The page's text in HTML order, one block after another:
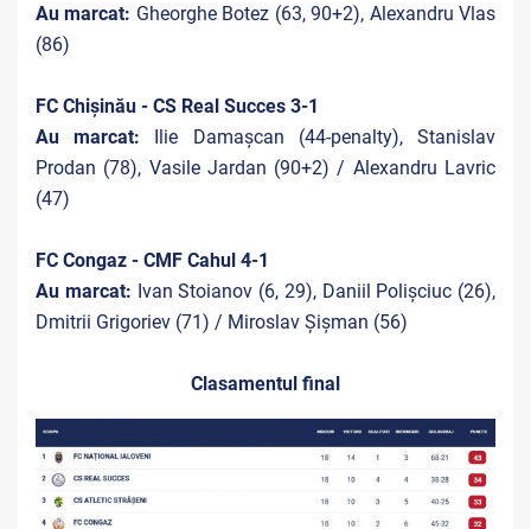
Au marcat: Gheorghe Botez (63, 90+2), Alexandru Vlas
(86)
FC Chișinău - CS Real Succes 3-1
Au marcat: Ilie Damașcan (44-penalty), Stanislav
Prodan (78), Vasile Jardan (90+2) / Alexandru Lavric
(47)
FC Congaz - CMF Cahul 4-1
Au marcat: Ivan Stoianov (6, 29), Daniil Polișciuc (26),
Dmitrii Grigoriev (71) / Miroslav Șișman (56)
Clasamentul final